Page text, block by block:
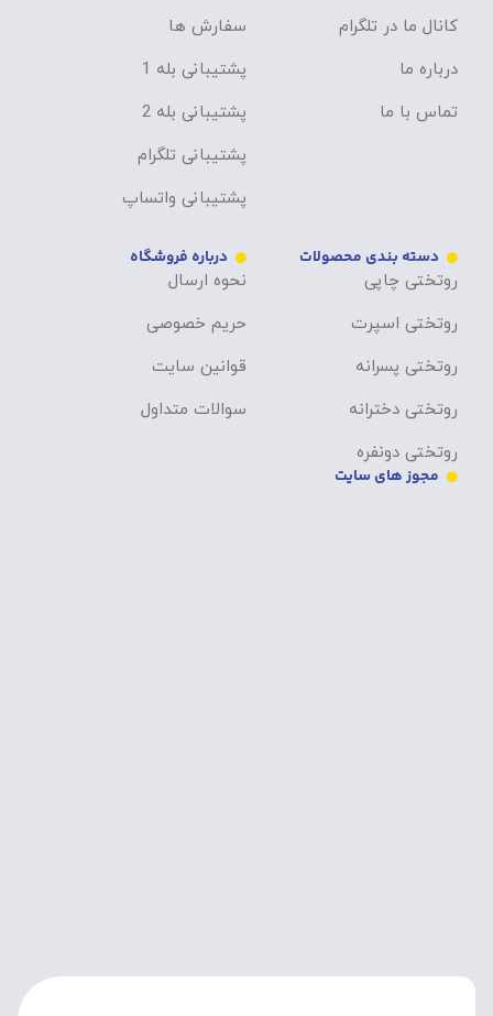
کانال ما در تلگرام
درباره ما
تماس با ما
سفارش ها
پشتیبانی بله 1
پشتیبانی بله 2
پشتیبانی تلگرام
پشتیبانی واتساپ
دسته بندی محصولات
روتختی چاپی
روتختی اسپرت
روتختی پسرانه
روتختی دخترانه
روتختی دونفره
درباره فروشگاه
نحوه ارسال
حریم خصوصی
قوانین سایت
سوالات متداول
مجوز های سایت